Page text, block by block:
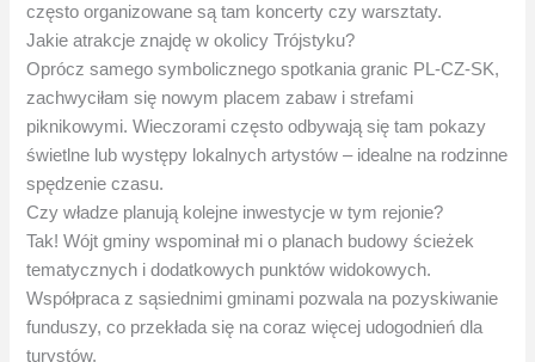
często organizowane są tam koncerty czy warsztaty.
Jakie atrakcje znajdę w okolicy Trójstyku?
Oprócz samego symbolicznego spotkania granic PL-CZ-SK,
zachwyciłam się nowym placem zabaw i strefami
piknikowymi. Wieczorami często odbywają się tam pokazy
świetlne lub występy lokalnych artystów – idealne na rodzinne
spędzenie czasu.
Czy władze planują kolejne inwestycje w tym rejonie?
Tak! Wójt gminy wspominał mi o planach budowy ścieżek
tematycznych i dodatkowych punktów widokowych.
Współpraca z sąsiednimi gminami pozwala na pozyskiwanie
funduszy, co przekłada się na coraz więcej udogodnień dla
turystów.